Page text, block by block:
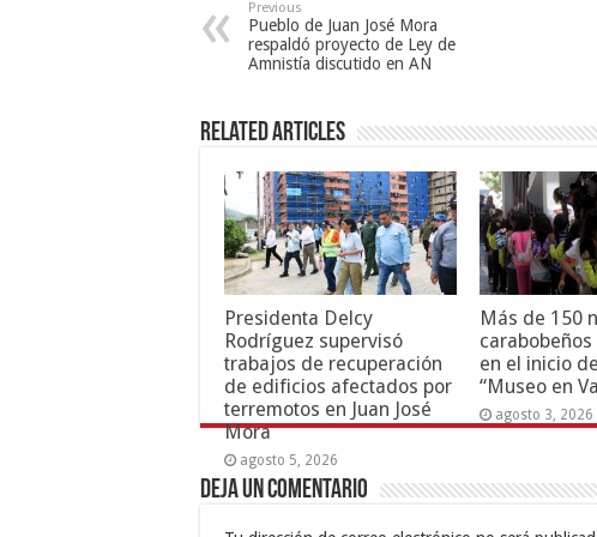
Previous
Pueblo de Juan José Mora
respaldó proyecto de Ley de
Amnistía discutido en AN
Related Articles
Presidenta Delcy
Rodríguez supervisó
trabajos de recuperación
de edificios afectados por
terremotos en Juan José
Mora
agosto 5, 2026
Más de 150
en el inicio
“Museo en
agosto 3, 2026
Deja un comentario